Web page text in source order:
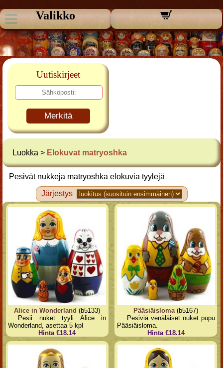
Valikko
Uutiskirjeet
Merkitä
Luokka > Elokuvat matryoshka
Pesivät nukkeja matryoshka elokuvia tyylejä
Järjestys
Alice in Wonderland (b5133)
Pesii nuket tyyli Alice in
Wonderland, asettaa 5 kpl
Hinta €18.14
Pääsiäisloma(b5167)
Pesiviä venäläiset nuket pupu
Pääsiäisloma.
Hinta €18.14